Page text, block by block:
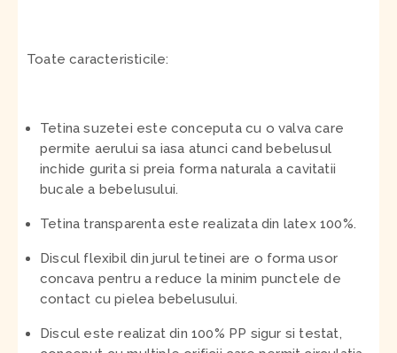
Toate caracteristicile:
Tetina suzetei este conceputa cu o valva care
permite aerului sa iasa atunci cand bebelusul
inchide gurita si preia forma naturala a cavitatii
bucale a bebelusului.
Tetina transparenta este realizata din latex 100%.
Discul flexibil din jurul tetinei are o forma usor
concava pentru a reduce la minim punctele de
contact cu pielea bebelusului.
Discul este realizat din 100% PP sigur si testat,